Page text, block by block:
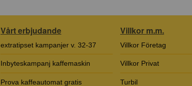
Vårt erbjudande
extratipset kampanjer v. 32-37
Inbyteskampanj kaffemaskin
Prova kaffeautomat gratis
Villkor m.m.
Villkor Företag
Villkor Privat
Turbil